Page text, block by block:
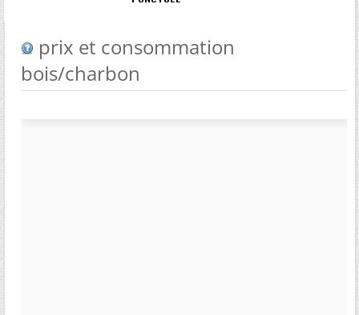
prix et consommation
bois/charbon